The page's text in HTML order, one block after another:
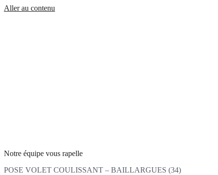
Aller au contenu
Notre équipe vous rapelle
POSE VOLET COULISSANT – BAILLARGUES (34)